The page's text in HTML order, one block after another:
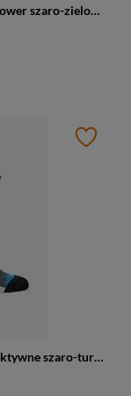
Skarpety termoaktywne na rower szaro-zielone SOCKS BIKE rozm. 36/38
Skarpety do biegania termoaktywne szaro-turkusowe SOCKS RUN rozm. 39/41